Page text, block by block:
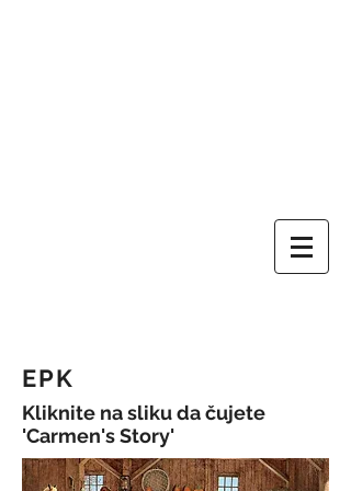
EPK
Kliknite na sliku da čujete
'Carmen's Story'